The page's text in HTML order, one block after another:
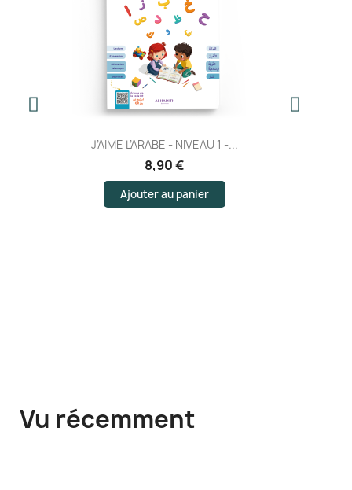
J’AIME L’ARABE - NIVEAU 1 -...
8,90 €
Ajouter au panier
Vu récemment